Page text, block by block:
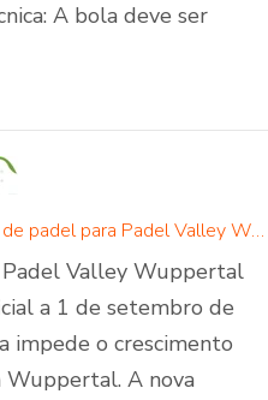
A bola deve ser
Padelcreations constrói campos de padel para Padel Valley Wuppertal - abertura a 01 de setembro de 2024
Valley Wuppertal
a 1 de setembro de
impede o crescimento
A nova